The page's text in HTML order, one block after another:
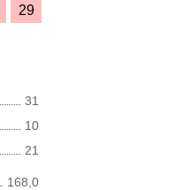
29
31
10
21
168,0